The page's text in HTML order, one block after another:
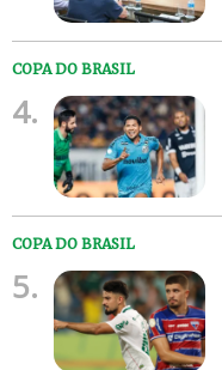
COPA DO BRASIL
4.
COPA DO BRASIL
5.